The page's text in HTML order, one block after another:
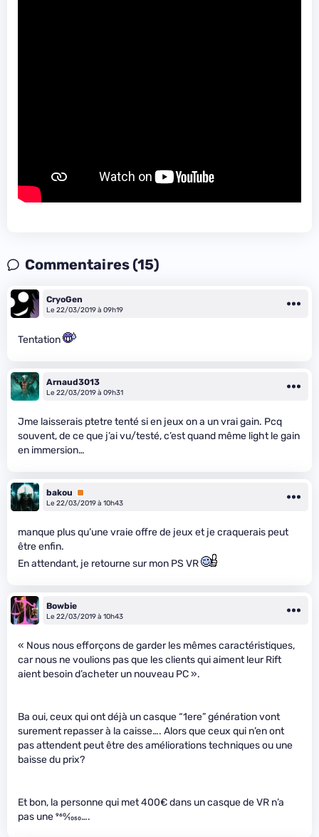
Commentaires (15)
CryoGen
Le 22/03/2019 à 09h19
Tentation
Arnaud3013
Le 22/03/2019 à 09h31
Jme laisserais ptetre tenté si en jeux on a un vrai gain. Pcq
souvent, de ce que j’ai vu/testé, c’est quand même light le gain
en immersion…
bakou
Premium
Le 22/03/2019 à 10h43
manque plus qu’une vraie offre de jeux et je craquerais peut
être enfin.
En attendant, je retourne sur mon PS VR
Bowbie
Le 22/03/2019 à 10h43
« Nous nous efforçons de garder les mêmes caractéristiques,
car nous ne voulions pas que les clients qui aiment leur Rift
aient besoin d’acheter un nouveau PC ».
Ba oui, ceux qui ont déjà un casque “1ere” génération vont
surement repasser à la caisse…. Alors que ceux qui n’en ont
pas attendent peut être des améliorations techniques ou une
baisse du prix?
Et bon, la personne qui met 400€ dans un casque de VR n’a
pas une960⁄1050….